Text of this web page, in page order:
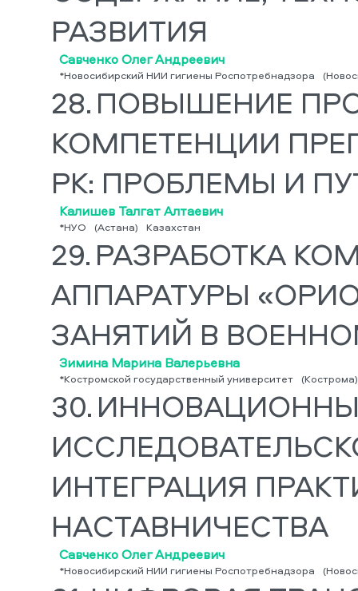
РАЗВИТИЯ
Савченко Олег Андреевич
*Новосибирский НИИ гигиены Роспотребнадзора
28. ПОВЫШЕНИЕ
КОМПЕТЕНЦИИ
РК: ПРОБЛЕМЫ И
Калишев Талгат Алтаевич
*НУО (Астана) Казахстан
29. РАЗРАБОТКА
АППАРАТУРЫ
ЗАНЯТИЙ В
Зимина Марина Валерьевна
*Костромской государственный университет (Кострома)
30.
ИНТЕГРАЦИЯ
НАСТАВНИЧЕСТВА
Савченко Олег Андреевич
*Новосибирский НИИ гигиены Роспотребнадзора